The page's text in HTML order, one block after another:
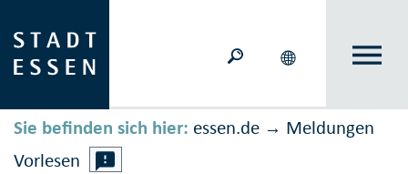
Sie befinden sich hier: essen.de → Meldungen
Vorlesen